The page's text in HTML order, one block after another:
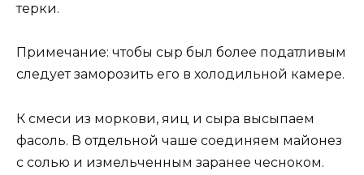
терки.
Примечание: чтобы сыр был более податливым
следует заморозить его в холодильной камере.
К смеси из моркови, яиц и сыра высыпаем
фасоль. В отдельной чаше соединяем майонез
с солью и измельченным заранее чесноком.